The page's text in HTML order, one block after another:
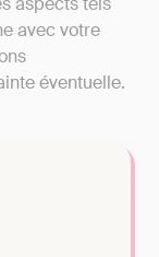
avec votre
éventuelle.